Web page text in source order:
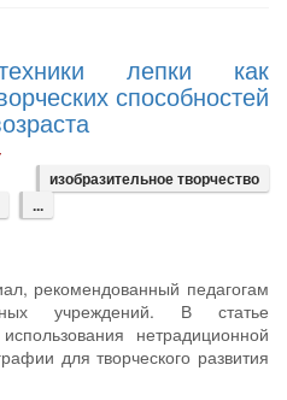
лепки как
способностей
изобразительное творчество
...
рекомендованный педагогам
учреждений. В статье
нетрадиционной
для творческого развития